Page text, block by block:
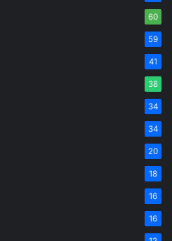
60
59
41
38
34
34
20
18
16
16